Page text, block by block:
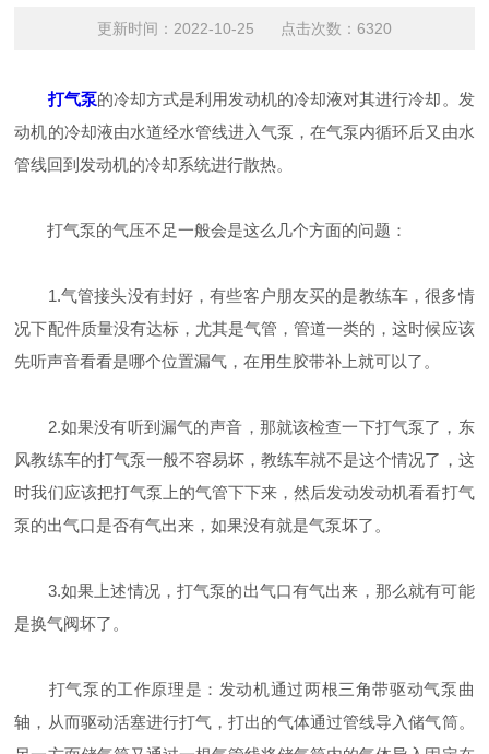
更新时间：2022-10-25 点击次数：6320
打气泵的冷却方式是利用发动机的冷却液对其进行冷却。发
动机的冷却液由水道经水管线进入气泵，在气泵内循环后又由水
管线回到发动机的冷却系统进行散热。
打气泵的气压不足一般会是这么几个方面的问题：
1.气管接头没有封好，有些客户朋友买的是教练车，很多情
况下配件质量没有达标，尤其是气管，管道一类的，这时候应该
先听声音看看是哪个位置漏气，在用生胶带补上就可以了。
2.如果没有听到漏气的声音，那就该检查一下打气泵了，东
风教练车的打气泵一般不容易坏，教练车就不是这个情况了，这
时我们应该把打气泵上的气管下下来，然后发动发动机看看打气
泵的出气口是否有气出来，如果没有就是气泵坏了。
3.如果上述情况，打气泵的出气口有气出来，那么就有可能
是换气阀坏了。
打气泵的工作原理是：发动机通过两根三角带驱动气泵曲
轴，从而驱动活塞进行打气，打出的气体通过管线导入储气筒。